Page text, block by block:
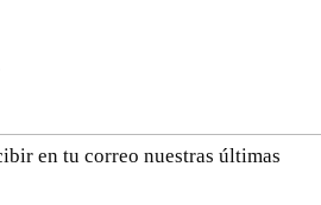
en tu correo nuestras últimas